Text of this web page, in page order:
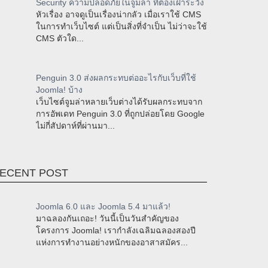
Security ความปลอดภัยในจูมล่า ที่ต้องเฝ้าระวัง
หัวเรื่อง อาจดูเป็นเรื่องน่ากลัว เมื่อเราใช้ CMS
ในการทำเว็บไซต์ แต่เป็นสิ่งที่จำเป็น ไม่ว่าจะใช้
CMS ตัวใด...
Penguin 3.0 ส่งผลกระทบต่ออะไรกับเว็บที่ใช้
Joomla! บ้าง
เว็บไซต์จูมล่าหลายเว็บต่างได้รับผลกระทบจาก
การอัพเดท Penguin 3.0 ที่ถูกปล่อยโดย Google
ไม่กี่สัปดาห์ที่ผ่านมา...
POST
Joomla 6.0 และ Joomla 5.4 มาแล้ว!
มาฉลองกันเถอะ! วันนี้เป็นวันสำคัญของ
โครงการ Joomla! เรากำลังเฉลิมฉลองสองปี
แห่งการทำงานอย่างหนักของอาสาสมัคร...